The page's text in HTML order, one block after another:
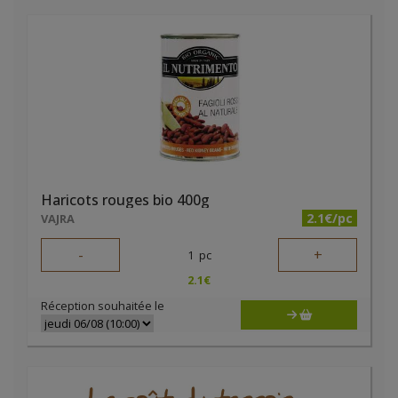
Haricots rouges bio 400g
VAJRA 2.1€/pc
- 1 pc +
2.1€
Réception souhaitée le